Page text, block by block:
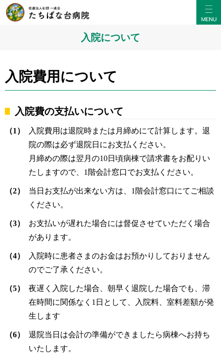
入院について
入院費用について
入院費の支払いについて
（1）
入院費用は退院時または月締めにて計算します。退
院の際は必ず退院日にお支払ください。
月締めの際は翌月の10日頃病棟で請求書をお配りい
たしますので、1階会計窓口でお支払ください。
（2）
当日お支払が出来ない方は、1階会計窓口にてご相談
ください。
（3）
お支払いが遅れた場合には督促させていただく場合
があります。
（4）
入院時に患者さまのお金はお預かりしておりません
のでご了承ください。
（5）
夜遅く入院した場合、朝早く退院した場合でも、滞
在時間に関係なく1日として、入院料、室料差額が発
生します
（6）
退院当日は会計の準備ができましたら病棟へお持ち
いたします。